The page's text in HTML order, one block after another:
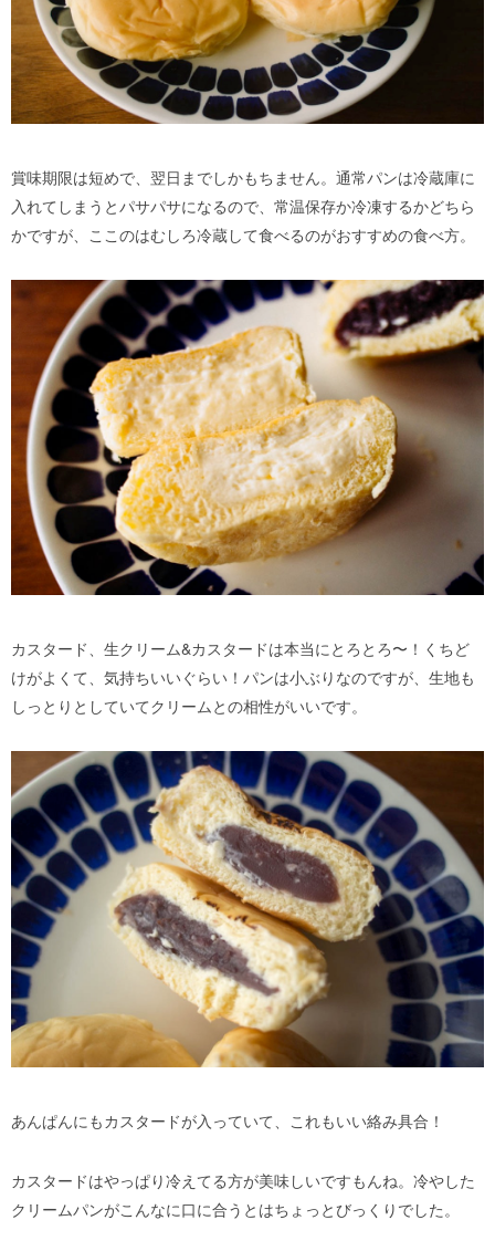
賞味期限は短めで、翌日までしかもちません。通常パンは冷蔵庫に
入れてしまうとパサパサになるので、常温保存か冷凍するかどちら
かですが、ここのはむしろ冷蔵して食べるのがおすすめの食べ方。
カスタード、生クリーム&カスタードは本当にとろとろ〜！くちど
けがよくて、気持ちいいぐらい！パンは小ぶりなのですが、生地も
しっとりとしていてクリームとの相性がいいです。
あんぱんにもカスタードが入っていて、これもいい絡み具合！
カスタードはやっぱり冷えてる方が美味しいですもんね。冷やした
クリームパンがこんなに口に合うとはちょっとびっくりでした。